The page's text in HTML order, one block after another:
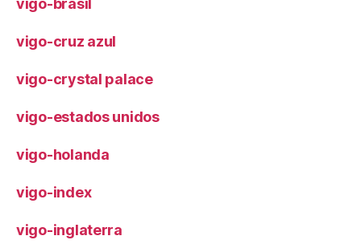
vigo-cruz azul
vigo-crystal palace
vigo-estados unidos
vigo-holanda
vigo-index
vigo-inglaterra